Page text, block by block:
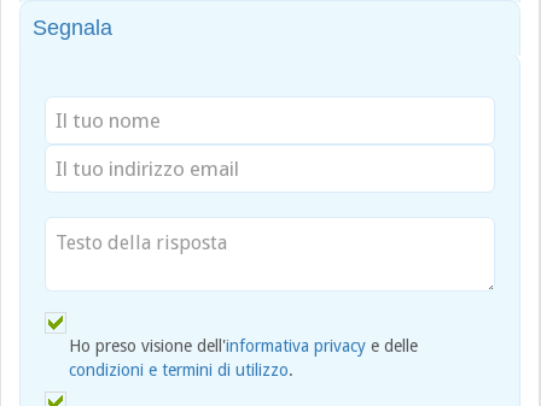
Segnala
Ho preso visione dell'informativa privacy e delle
condizioni e termini di utilizzo.